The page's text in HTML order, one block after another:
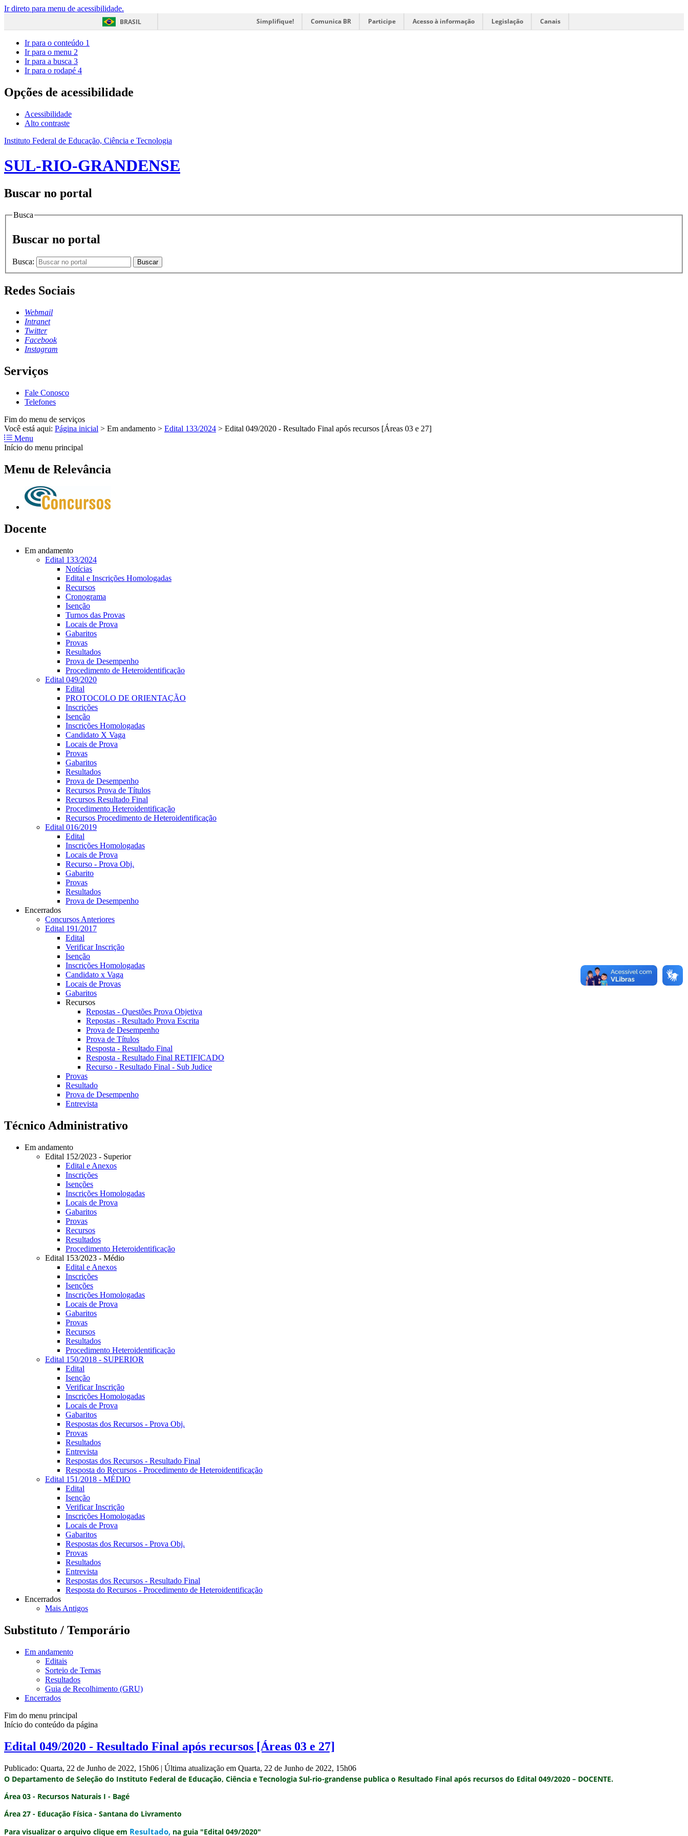
Ir direto para menu de acessibilidade.
BRASIL
Simplifique! Comunica BR Participe Acesso à informação Legislação Canais
Ir para o conteúdo 1
Ir para o menu 2
Ir para a busca 3
Ir para o rodapé 4
Opções de acessibilidade
Acessibilidade
Alto contraste
Instituto Federal de Educação, Ciência e Tecnologia
SUL-RIO-GRANDENSE
Buscar no portal
Busca
Buscar no portal
Busca: Buscar
Redes Sociais
Webmail
Intranet
Twitter
Facebook
Instagram
Serviços
Fale Conosco
Telefones
Fim do menu de serviços
Você está aqui: Página inicial > Em andamento > Edital 133/2024 > Edital 049/2020 - Resultado Final após recursos [Áreas 03 e 27]
Menu
Início do menu principal
Menu de Relevância
Docente
Em andamento
Edital 133/2024
Notícias
Edital e Inscrições Homologadas
Recursos
Cronograma
Isenção
Turnos das Provas
Locais de Prova
Gabaritos
Provas
Resultados
Prova de Desempenho
Procedimento de Heteroidentificação
Edital 049/2020
Edital
PROTOCOLO DE ORIENTAÇÃO
Inscrições
Isenção
Inscrições Homologadas
Candidato X Vaga
Locais de Prova
Provas
Gabaritos
Resultados
Prova de Desempenho
Recursos Prova de Títulos
Recursos Resultado Final
Procedimento Heteroidentificação
Recursos Procedimento de Heteroidentificação
Edital 016/2019
Edital
Inscrições Homologadas
Locais de Prova
Recurso - Prova Obj.
Gabarito
Provas
Resultados
Prova de Desempenho
Encerrados
Concursos Anteriores
Edital 191/2017
Edital
Verificar Inscrição
Isenção
Inscrições Homologadas
Candidato x Vaga
Locais de Provas
Gabaritos
Recursos
Repostas - Questões Prova Objetiva
Repostas - Resultado Prova Escrita
Prova de Desempenho
Prova de Títulos
Resposta - Resultado Final
Resposta - Resultado Final RETIFICADO
Recurso - Resultado Final - Sub Judice
Provas
Resultado
Prova de Desempenho
Entrevista
Técnico Administrativo
Em andamento
Edital 152/2023 - Superior
Edital e Anexos
Inscrições
Isenções
Inscrições Homologadas
Locais de Prova
Gabaritos
Provas
Recursos
Resultados
Procedimento Heteroidentificação
Edital 153/2023 - Médio
Edital e Anexos
Inscrições
Isenções
Inscrições Homologadas
Locais de Prova
Gabaritos
Provas
Recursos
Resultados
Procedimento Heteroidentificação
Edital 150/2018 - SUPERIOR
Edital
Isenção
Verificar Inscrição
Inscrições Homologadas
Locais de Prova
Gabaritos
Respostas dos Recursos - Prova Obj.
Provas
Resultados
Entrevista
Respostas dos Recursos - Resultado Final
Resposta do Recursos - Procedimento de Heteroidentificação
Edital 151/2018 - MÉDIO
Edital
Isenção
Verificar Inscrição
Inscrições Homologadas
Locais de Prova
Gabaritos
Respostas dos Recursos - Prova Obj.
Provas
Resultados
Entrevista
Respostas dos Recursos - Resultado Final
Resposta do Recursos - Procedimento de Heteroidentificação
Encerrados
Mais Antigos
Substituto / Temporário
Em andamento
Editais
Sorteio de Temas
Resultados
Guia de Recolhimento (GRU)
Encerrados
Fim do menu principal
Início do conteúdo da página
Edital 049/2020 - Resultado Final após recursos [Áreas 03 e 27]
Publicado: Quarta, 22 de Junho de 2022, 15h06 | Última atualização em Quarta, 22 de Junho de 2022, 15h06
O Departamento de Seleção do Instituto Federal de Educação, Ciência e Tecnologia Sul-rio-grandense publica o Resultado Final após recursos do Edital 049/2020 – DOCENTE.
Área 03 - Recursos Naturais I - Bagé
Área 27 - Educação Física - Santana do Livramento
Para visualizar o arquivo clique em Resultado, na guia "Edital 049/2020"